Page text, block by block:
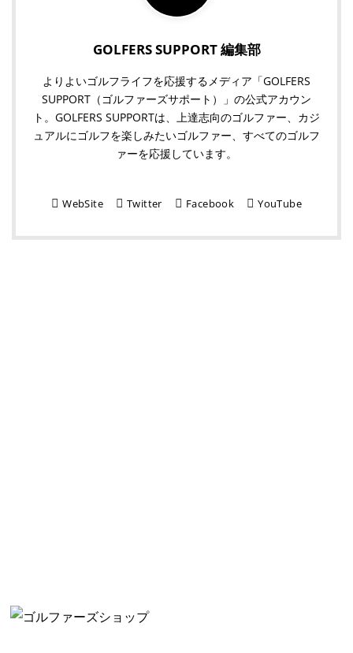
GOLFERS SUPPORT 編集部
よりよいゴルフライフを応援するメディア「GOLFERS
SUPPORT（ゴルファーズサポート）」の公式アカウン
ト。GOLFERS SUPPORTは、上達志向のゴルファー、カジ
ュアルにゴルフを楽しみたいゴルファー、すべてのゴルフ
ァーを応援しています。
WebSite Twitter Facebook YouTube